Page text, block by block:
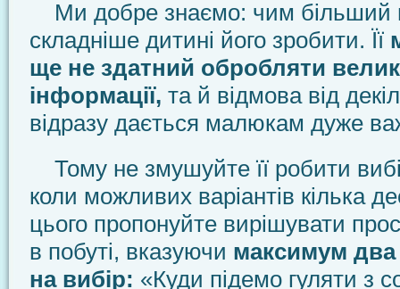
Ми добре знаємо: чим більший
складніше дитині його зробити. Її
ще не здатний обробляти
інформації, та й відмова від
відразу дається малюкам дуже
Тому не змушуйте її робити
коли можливих варіантів кілька
цього пропонуйте вирішувати
в побуті, вказуючи максимум два
на вибір: «Куди підемо гуляти з